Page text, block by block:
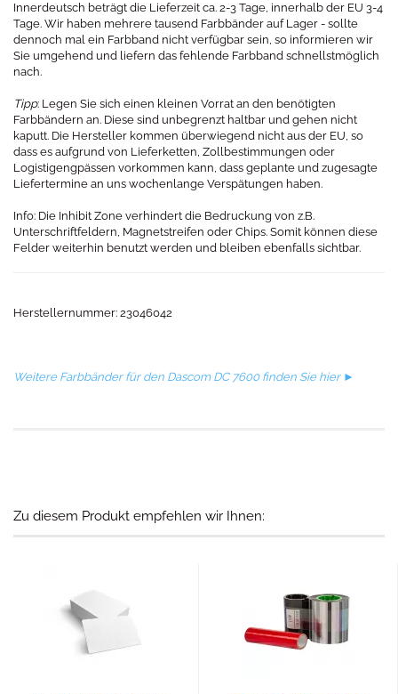
Innerdeutsch beträgt die Lieferzeit ca. 2-3 Tage, innerhalb der EU 3-4
Tage. Wir haben mehrere tausend Farbbänder auf Lager - sollte
dennoch mal ein Farbband nicht verfügbar sein, so informieren wir
Sie umgehend und liefern das fehlende Farbband schnellstmöglich
nach.
Tipp: Legen Sie sich einen kleinen Vorrat an den benötigten
Farbbändern an. Diese sind unbegrenzt haltbar und gehen nicht
kaputt. Die Hersteller kommen überwiegend nicht aus der EU, so
dass es aufgrund von Lieferketten, Zollbestimmungen oder
Logistigengpässen vorkommen kann, dass geplante und zugesagte
Liefertermine an uns wochenlange Verspätungen haben.
Info: Die Inhibit Zone verhindert die Bedruckung von z.B.
Unterschriftfeldern, Magnetstreifen oder Chips. Somit können diese
Felder weiterhin benutzt werden und bleiben ebenfalls sichtbar.
Herstellernummer: 23046042
Weitere Farbbänder für den Dascom DC 7600 finden Sie hier ►
Zu diesem Produkt empfehlen wir Ihnen: